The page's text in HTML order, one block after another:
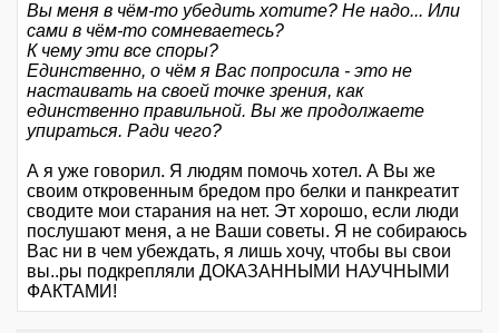
Вы меня в чём-то убедить хотите? Не надо... Или
сами в чём-то сомневаетесь?
К чему эти все споры?
Единственно, о чём я Вас попросила - это не
настаивать на своей точке зрения, как
единственно правильной. Вы же продолжаете
упираться. Ради чего?
А я уже говорил. Я людям помочь хотел. А Вы же
своим откровенным бредом про белки и панкреатит
сводите мои старания на нет. Эт хорошо, если люди
послушают меня, а не Ваши советы. Я не собираюсь
Вас ни в чем убеждать, я лишь хочу, чтобы вы свои
вы..ры подкрепляли ДОКАЗАННЫМИ НАУЧНЫМИ
ФАКТАМИ!